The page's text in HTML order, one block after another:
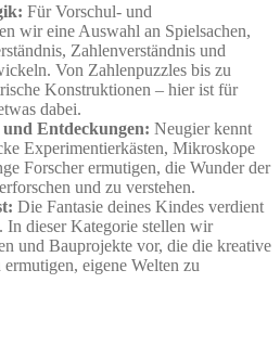
Für Vorschul- und
wir eine Auswahl an Spielsachen,
Zahlenverständnis und
Von Zahlenpuzzles bis zu
Konstruktionen – hier ist für
dabei.
Entdeckungen: Neugier kennt
Experimentierkästen, Mikroskope
Forscher ermutigen, die Wunder der
und zu verstehen.
Die Fantasie deines Kindes verdient
In dieser Kategorie stellen wir
und Bauprojekte vor, die die kreative
eigene Welten zu